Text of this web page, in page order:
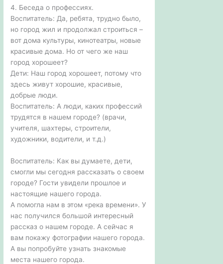
4. Беседа о профессиях.
Воспитатель: Да, ребята, трудно было,
но город жил и продолжал строиться –
вот дома культуры, кинотеатры, новые
красивые дома. Но от чего же наш
город хорошеет?
Дети: Наш город хорошеет, потому что
здесь живут хорошие, красивые,
добрые люди.
Воспитатель: А люди, каких профессий
трудятся в нашем городе? (врачи,
учителя, шахтеры, строители,
художники, водители, и т.д.)
Воспитатель: Как вы думаете, дети,
смогли мы сегодня рассказать о своем
городе? Гости увидели прошлое и
настоящие нашего города.
А помогла нам в этом «река времени». У
нас получился большой интересный
рассказ о нашем городе. А сейчас я
вам покажу фотографии нашего города.
А вы попробуйте узнать знакомые
места нашего города.